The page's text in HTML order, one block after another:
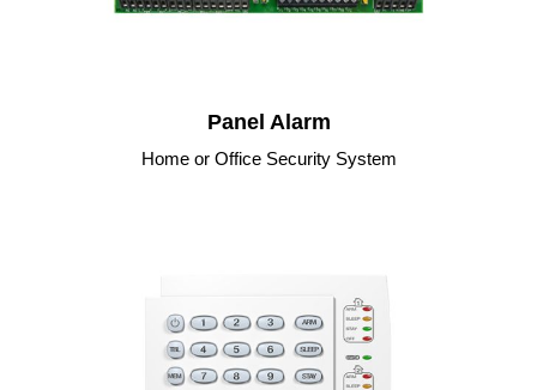
Panel Alarm
Home or Office Security System